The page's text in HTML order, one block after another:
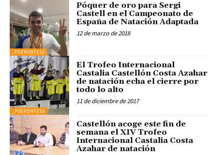
_PDEPORTES3
Póquer de oro para Sergi
Castell en el Campeonato de
España de Natación Adaptada
12 de marzo de 2018
_PDEPORTES3
El Trofeo Internacional
Castalia Castellón Costa Azahar
de natación echa el cierre por
todo lo alto
11 de diciembre de 2017
Castellón acoge este fin de
semana el XIV Trofeo
Internacional Castalia Costa
Azahar de natación